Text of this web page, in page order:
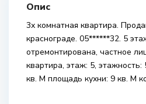
Опис
3х комнатная квартира.
краснограде. 05******32. 5
отремонтирована, частное
квартира, этаж: 5,
кв. М площадь кухни: 9 кв. М